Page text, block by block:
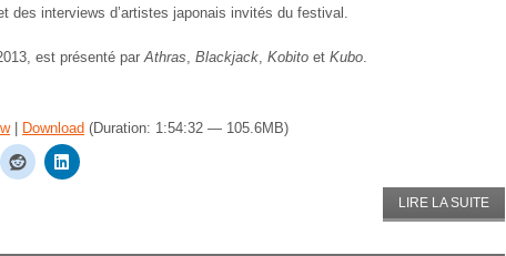
des interviews d’artistes japonais invités du festival.
est présenté parAthras, Blackjack, Kobito et Kubo.
| Download (Duration: 1:54:32 — 105.6MB)
LIRE LA SUITE